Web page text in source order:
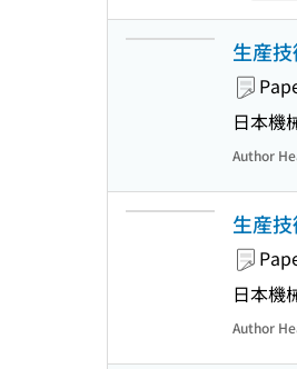
生産
日本機
Author
生産
日本機
Author